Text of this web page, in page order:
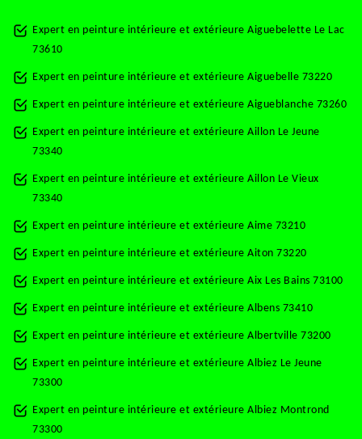
Expert en peinture intérieure et extérieure Aiguebelette Le Lac
73610
Expert en peinture intérieure et extérieure Aiguebelle 73220
Expert en peinture intérieure et extérieure Aigueblanche 73260
Expert en peinture intérieure et extérieure Aillon Le Jeune
73340
Expert en peinture intérieure et extérieure Aillon Le Vieux
73340
Expert en peinture intérieure et extérieure Aime 73210
Expert en peinture intérieure et extérieure Aiton 73220
Expert en peinture intérieure et extérieure Aix Les Bains 73100
Expert en peinture intérieure et extérieure Albens 73410
Expert en peinture intérieure et extérieure Albertville 73200
Expert en peinture intérieure et extérieure Albiez Le Jeune
73300
Expert en peinture intérieure et extérieure Albiez Montrond
73300